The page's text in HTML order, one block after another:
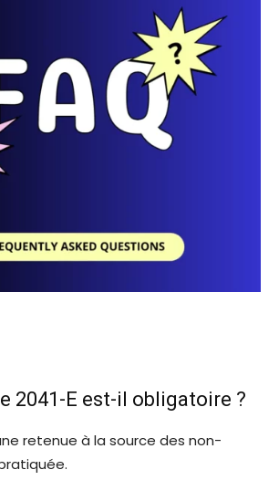
2041-E est-il obligatoire ?
retenue à la source des non-